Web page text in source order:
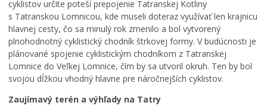
cyklistov určite poteší prepojenie Tatranskej Kotliny
s Tatranskou Lomnicou, kde museli doteraz využívať len krajnicu
hlavnej cesty, čo sa minulý rok zmenilo a bol vytvorený
plnohodnotný cyklistický chodník štrkovej formy. V budúcnosti je
plánované spojenie cyklistickým chodníkom z Tatranskej
Lomnice do Veľkej Lomnice, čím by sa utvoril okruh. Ten by bol
svojou dĺžkou vhodný hlavne pre náročnejších cyklistov.
Zaujímavý terén a výhľady na Tatry
ž
m
a
r
k
u
m
e
m
a
r
k
u
,
k
a
l
N
a
j
s
v
ä
t